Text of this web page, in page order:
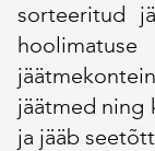
sorteeritud
jäätmed ning
ja jääb